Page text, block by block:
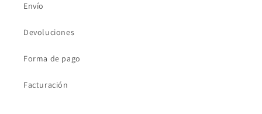
Envío
Devoluciones
Forma de pago
Facturación